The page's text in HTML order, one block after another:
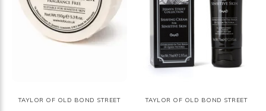
TAYLOR OF OLD BOND STREET TAYLOR OF OLD BOND STREET